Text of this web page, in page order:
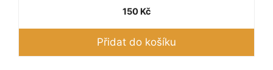
150 Kč
Přidat do košíku